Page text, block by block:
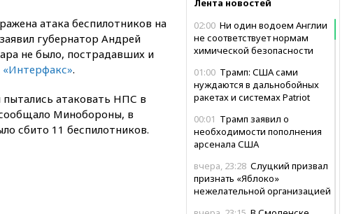
02:00 Ни один водоем Англии
не соответствует нормам
химической безопасности
01:00 Трамп: США сами
нуждаются в дальнобойных
ракетах и системах Patriot
00:01 Трамп заявил о
необходимости пополнения
арсенала США
вчера, 23:28 Слуцкий призвал
признать «Яблоко»
нежелательной организацией
атака беспилотников на
губернатор Андрей
не было, пострадавших и
«Интерфакс».
атаковать НПС в
Минобороны, в
сбито 11 беспилотников.